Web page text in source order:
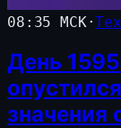
08:35 МСК·
День
значения